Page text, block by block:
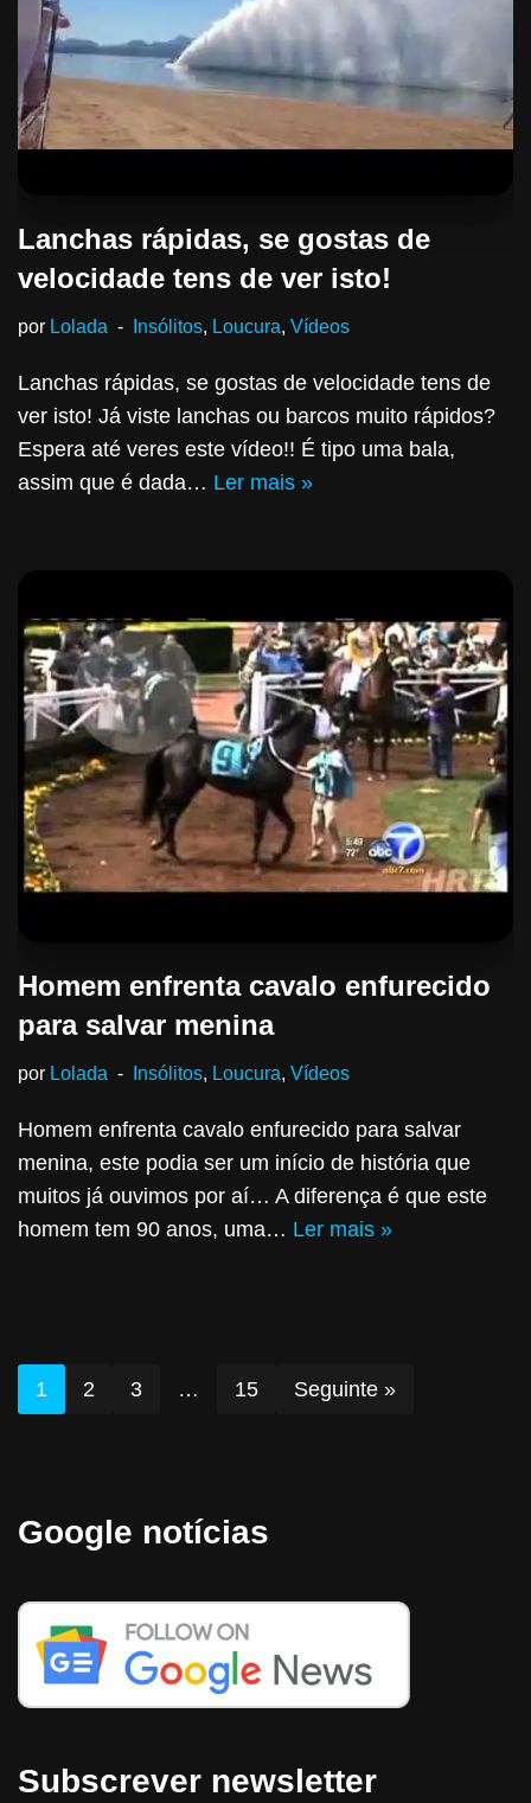
Lanchas rápidas, se gostas de
velocidade tens de ver isto!
por Lolada Insólitos, Loucura, Vídeos
Lanchas rápidas, se gostas de velocidade tens de
ver isto! Já viste lanchas ou barcos muito rápidos?
Espera até veres este vídeo!! É tipo uma bala,
assim que é dada… Ler mais »
Homem enfrenta cavalo enfurecido
para salvar menina
por Lolada Insólitos, Loucura, Vídeos
Homem enfrenta cavalo enfurecido para salvar
menina, este podia ser um início de história que
muitos já ouvimos por aí… A diferença é que este
homem tem 90 anos, uma… Ler mais »
1 2 3 … 15 Seguinte »
Google notícias
Subscrever newsletter